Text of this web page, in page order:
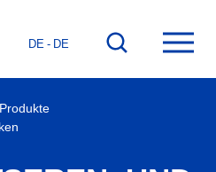
DE - DE
Zur
Suchfunktion